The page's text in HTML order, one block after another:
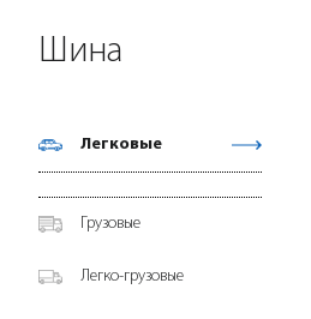
Шина
Легковые
Грузовые
Легко-грузовые